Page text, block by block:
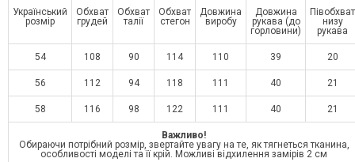
Український
розмір
Обхват
грудей
Обхват
талії
Обхват
стегон
Довжина
виробу
Довжина
рукава (до
горловини)
Півобхват
низу
рукава
54 108 90 114 110 39 20
56 112 94 118 111 40 21
58 116 98 122 111 40 21
Важливо!
Обираючи потрібний розмір, звертайте увагу на те, як тягнеться тканина,
особливості моделі та її крій. Можливі відхилення замірів 2 см